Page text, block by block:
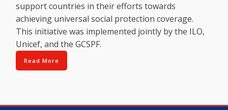
support countries in their efforts towards
achieving universal social protection coverage.
This initiative was implemented jointly by the ILO,
Unicef, and the GCSPF.
Read More